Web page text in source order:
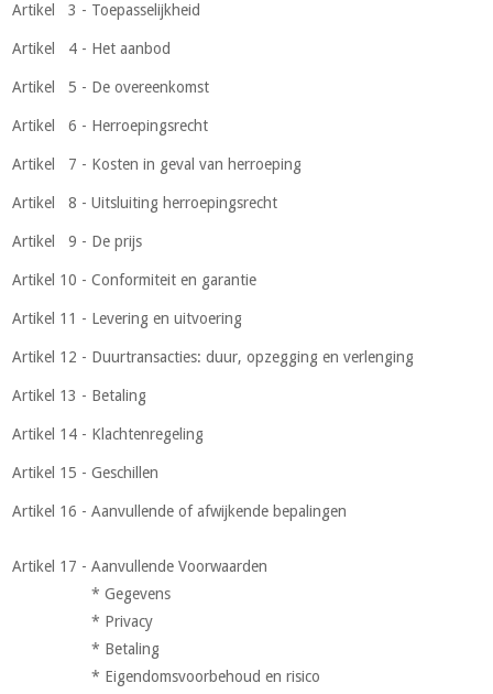
Artikel 3 - Toepasselijkheid
Artikel 4 - Het aanbod
Artikel 5 - De overeenkomst
Artikel 6 - Herroepingsrecht
Artikel 7 - Kosten in geval van herroeping
Artikel 8 - Uitsluiting herroepingsrecht
Artikel 9 - De prijs
Artikel 10 - Conformiteit en garantie
Artikel 11 - Levering en uitvoering
Artikel 12 - Duurtransacties: duur, opzegging en verlenging
Artikel 13 - Betaling
Artikel 14 - Klachtenregeling
Artikel 15 - Geschillen
Artikel 16 - Aanvullende of afwijkende bepalingen
Artikel 17 - Aanvullende Voorwaarden
* Gegevens
* Privacy
* Betaling
* Eigendomsvoorbehoud en risico